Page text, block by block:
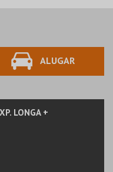
MAIS INFOALUGAR
LONGA +